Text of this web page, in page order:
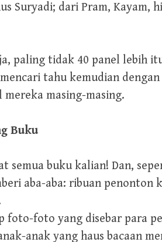
Suryadi; dari Pram,
paling tidak 40 panel lebih
tahu kemudian
masing-masing.
Buku
semua buku kalian! Dan,
aba-aba: ribuan
foto-foto yang disebar para
anak yang haus bacaan